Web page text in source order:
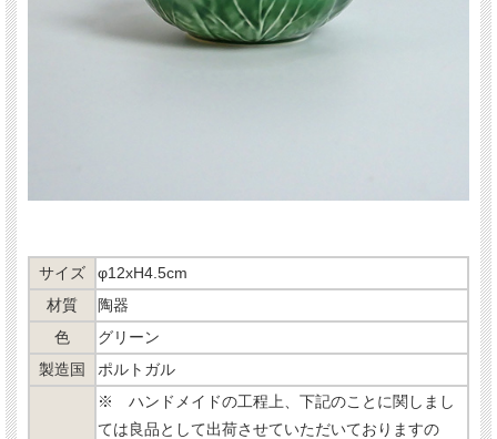
サイズ
φ12xH4.5cm
材質
陶器
色
グリーン
製造国
ポルトガル
※ ハンドメイドの工程上、下記のことに関しまし
ては良品として出荷させていただいておりますの